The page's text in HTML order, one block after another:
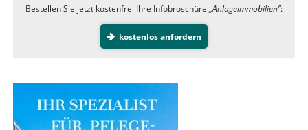
Bestellen Sie jetzt kostenfrei Ihre Infobroschüre „Anlageimmobilien”:
kostenlos anfordern